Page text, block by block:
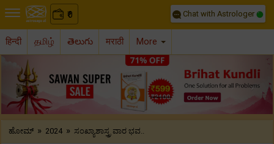
₹
0 Chat with Astrologer
हिन्दी தமிழ் తెలుగు मराठी More
Previous
ಹೋಮ್ » 2024 » ಸಂಖ್ಯಾಶಾಸ್ತ್ರ ವಾರ ಭವ..